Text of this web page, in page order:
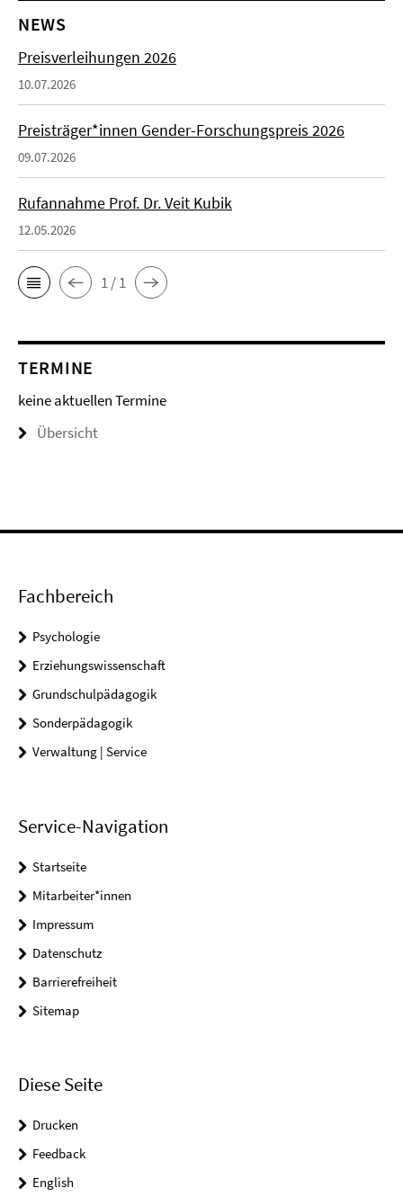
NEWS
Preisverleihungen 2026
10.07.2026
Preisträger*innen Gender-Forschungspreis 2026
09.07.2026
Rufannahme Prof. Dr. Veit Kubik
12.05.2026
1 / 1
TERMINE
keine aktuellen Termine
Übersicht
Fachbereich
Psychologie
Erziehungswissenschaft
Grundschulpädagogik
Sonderpädagogik
Verwaltung | Service
Service-Navigation
Startseite
Mitarbeiter*innen
Impressum
Datenschutz
Barrierefreiheit
Sitemap
Diese Seite
Drucken
Feedback
English